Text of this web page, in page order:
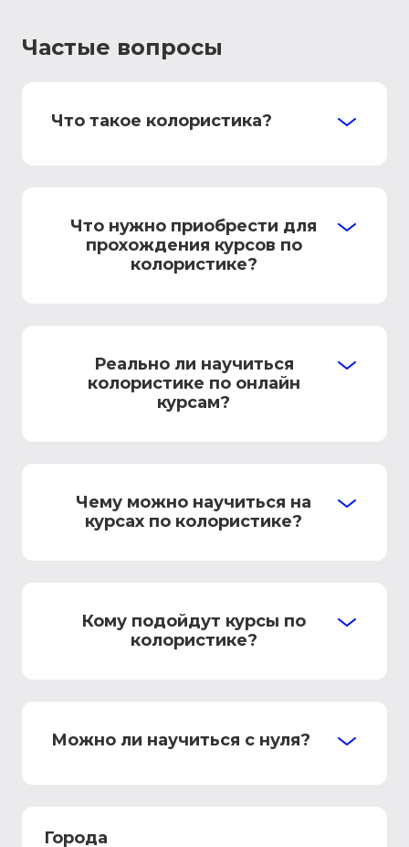
Частые вопросы
Что такое колористика?
Что нужно приобрести для
прохождения курсов по
колористике?
Реально ли научиться
колористике по онлайн
курсам?
Чему можно научиться на
курсах по колористике?
Кому подойдут курсы по
колористике?
Можно ли научиться с нуля?
Города